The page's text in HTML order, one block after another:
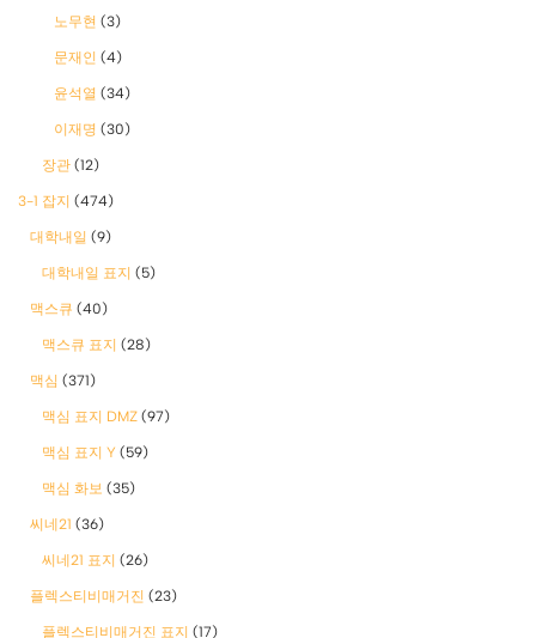
노무현 (3)
문재인 (4)
윤석열 (34)
이재명 (30)
장관 (12)
3-1 잡지 (474)
대학내일 (9)
대학내일 표지 (5)
맥스큐 (40)
맥스큐 표지 (28)
맥심 (371)
맥심 표지 DMZ (97)
맥심 표지 Y (59)
맥심 화보 (35)
씨네21 (36)
씨네21 표지 (26)
플렉스티비매거진 (23)
플렉스티비매거진 표지 (17)